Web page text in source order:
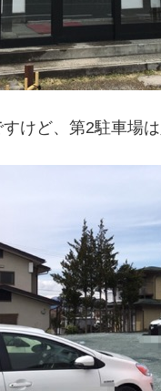
けど、第2駐車場